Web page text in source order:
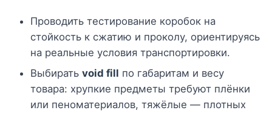
Проводить тестирование коробок на
стойкость к сжатию и проколу, ориентируясь
на реальные условия транспортировки.
Выбирать void fill по габаритам и весу
товара: хрупкие предметы требуют плёнки
или пеноматериалов, тяжёлые — плотных